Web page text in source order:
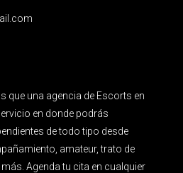
que una agencia de Escorts en
en donde podrás
de todo tipo desde
amateur, trato de
Agenda tu cita en cualquier